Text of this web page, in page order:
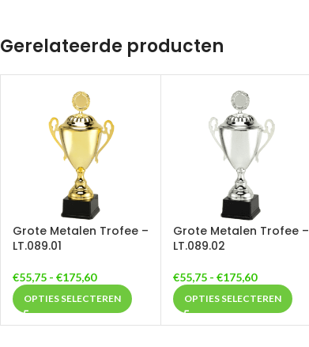
Gerelateerde producten
Grote Metalen Trofee –
LT.089.01
€55,75 - €175,60
OPTIES SELECTEREN
Grote Metalen Trofee –
LT.089.02
€55,75 - €175,60
OPTIES SELECTEREN